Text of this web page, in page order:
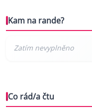
Kam na rande?
Co rád/a čtu